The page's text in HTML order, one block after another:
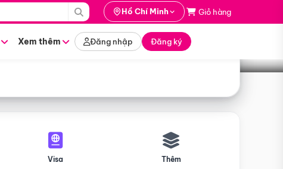
Hồ Chí Minh Giỏ hàng
Xem thêm Đăng nhập Đăng ký
Tìm tour
Visa Thêm